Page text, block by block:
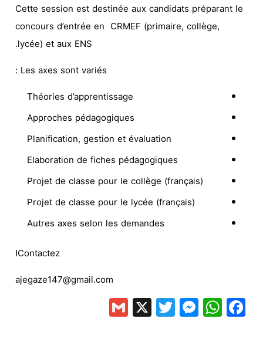
Cette session est destinée aux candidats préparant le
concours d’entrée en CRMEF (primaire, collège,
lycée) et aux ENS.
Les axes sont variés :
Théories d’apprentissage
Approches pédagogiques
Planification, gestion et évaluation
Elaboration de fiches pédagogiques
Projet de classe pour le collège (français)
Projet de classe pour le lycée (français)
Autres axes selon les demandes
Facebook
WhatsApp
Messenger
Twitter
X